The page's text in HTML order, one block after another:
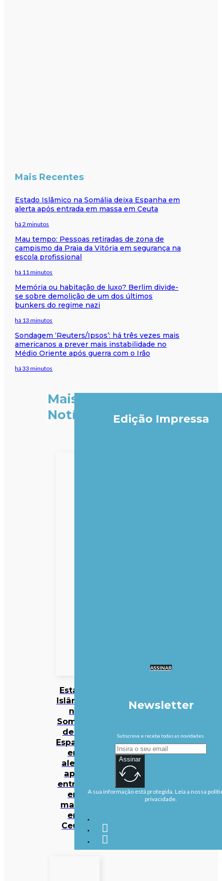
Mais Recentes
Estado Islâmico na Somália deixa Espanha em
alerta após entrada em massa em Ceuta
há 2 minutos
Mau tempo: Pessoas retiradas de zona de
campismo da Praia da Vitória em segurança na
escola profissional
há 11 minutos
Memória ou habitação de luxo? Berlim divide-
se sobre demolição de um dos últimos
bunkers do regime nazi
há 13 minutos
Sondagem ‘Reuters/Ipsos’: há três vezes mais
americanos a prever mais instabilidade no
Médio Oriente após guerra com o Irão
há 33 minutos
Mais
Notícias
Estado
Islâmico
na
Somália
deixa
Espanha
em
alerta
após
entrada
em
massa
em
Ceuta
Edição Impressa
ASSINAR
Newsletter
Subscreva e receba todas as novidades.
Assinar
A sua informação está protegida. Leia a nossa
privacidade.